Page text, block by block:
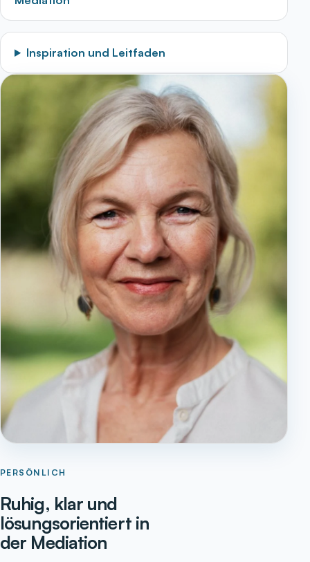
Inspiration und Leitfaden
PERSÖNLICH
Ruhig, klar und
lösungsorientiert in
der Mediation